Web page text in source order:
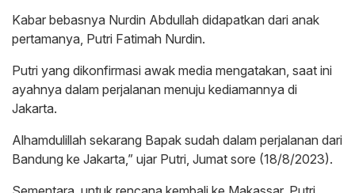
Kabar bebasnya Nurdin Abdullah didapatkan dari anak
pertamanya, Putri Fatimah Nurdin.
Putri yang dikonfirmasi awak media mengatakan, saat ini
ayahnya dalam perjalanan menuju kediamannya di
Jakarta.
Alhamdulillah sekarang Bapak sudah dalam perjalanan dari
Bandung ke Jakarta,” ujar Putri, Jumat sore (18/8/2023).